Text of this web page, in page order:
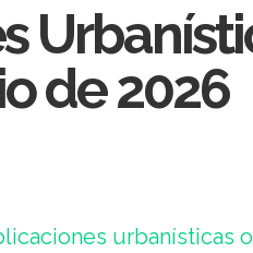
de 2026
urbanísticas